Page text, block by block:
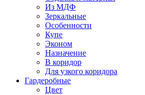
Из МДФ
Зеркальные
Особенности
Купе
Эконом
Назначение
В коридор
Для узкого коридора
Гардеробные
Цвет